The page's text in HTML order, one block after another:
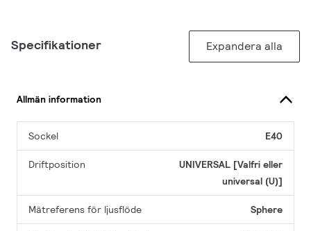
Specifikationer Expandera alla
Allmän information
Sockel E40
Driftposition
UNIVERSAL [Valfri eller
universal (U)]
Mätreferens för ljusflöde Sphere